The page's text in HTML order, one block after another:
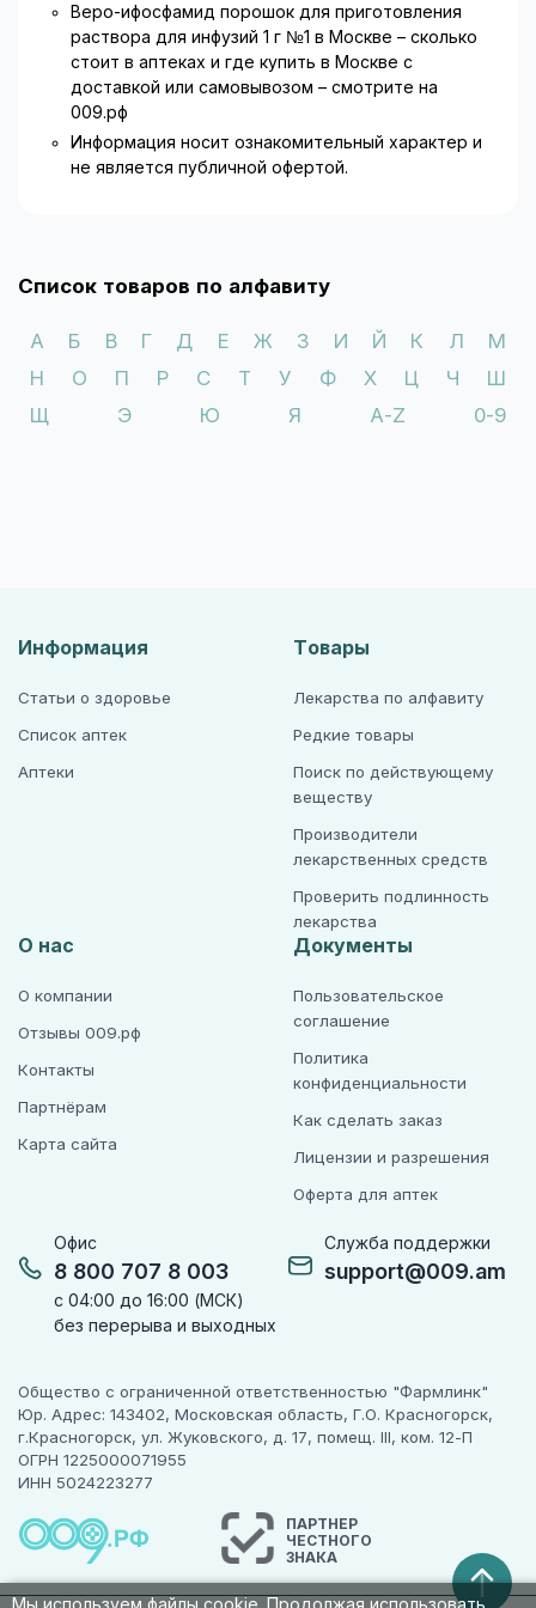
Веро-ифосфамид порошок для приготовления
раствора для инфузий 1 г №1 в Москве – сколько
стоит в аптеках и где купить в Москве с
доставкой или самовывозом – смотрите на
009.рф
Информация носит ознакомительный характер и
не является публичной офертой.
Список товаров по алфавиту
А Б В Г Д Е Ж З И Й К Л
М
Н
О П Р С Т У Ф Х Ц Ч
Ш
Щ
Э Ю Я A-Z 0-9
Офис
8 800 707 8 003
с 04:00 до 16:00 (МСК)
без перерыва и выходных
Служба поддержки
support@009.am
Информация
Статьи о здоровье
Список аптек
Аптеки
Товары
Лекарства по алфавиту
Редкие товары
Поиск по действующему
веществу
Производители
лекарственных средств
Проверить подлинность
лекарства
О нас
О компании
Отзывы 009.рф
Контакты
Партнёрам
Карта сайта
Документы
Пользовательское
соглашение
Политика
конфиденциальности
Как сделать заказ
Лицензии и разрешения
Оферта для аптек
Общество с ограниченной ответственностью "Фармлинк"
Юр. Адрес: 143402, Московская область, Г.О. Красногорск,
г.Красногорск, ул. Жуковского, д. 17, помещ. III, ком. 12-П
ОГРН 1225000071955
ИНН 5024223277
ПАРТНЕР
ЧЕСТНОГО
ЗНАКА